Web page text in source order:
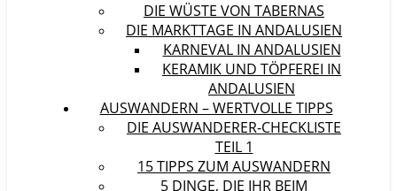
DIE WÜSTE VON TABERNAS
DIE MARKTTAGE IN ANDALUSIEN
KARNEVAL IN ANDALUSIEN
KERAMIK UND TÖPFEREI IN
ANDALUSIEN
AUSWANDERN – WERTVOLLE TIPPS
DIE AUSWANDERER-CHECKLISTE
TEIL 1
15 TIPPS ZUM AUSWANDERN
5 DINGE, DIE IHR BEIM